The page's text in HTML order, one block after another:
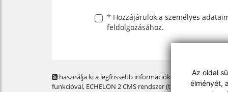
Az oldal
élményét,
* Hozzájárulok a személyes
feldolgozásához.
használja ki a legfrissebb információk követését az RSS
funkcióval, ECHELON 2 CMS rendszer (tartalomkezelő